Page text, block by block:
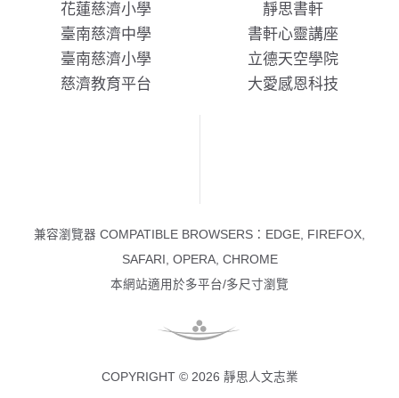
花蓮慈濟小學
臺南慈濟中學
臺南慈濟小學
慈濟教育平台
靜思書軒
書軒心靈講座
立德天空學院
大愛感恩科技
兼容瀏覽器 COMPATIBLE BROWSERS：EDGE, FIREFOX,
SAFARI, OPERA, CHROME
本網站適用於多平台/多尺寸瀏覽
COPYRIGHT © 2026 靜思人文志業